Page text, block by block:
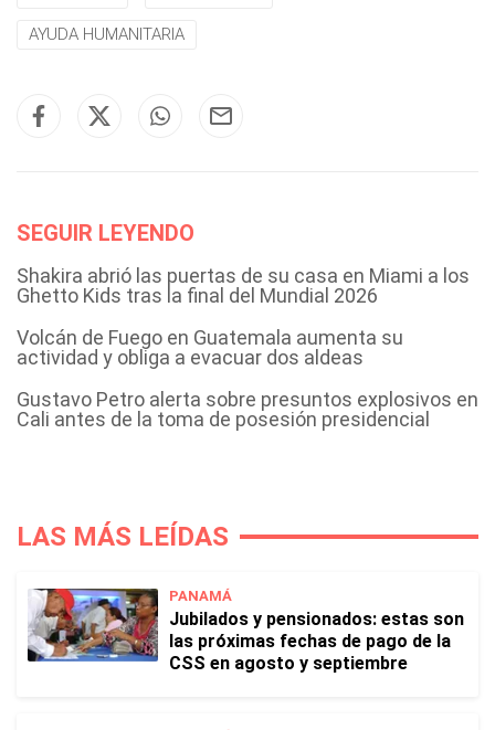
AYUDA HUMANITARIA
SEGUIR LEYENDO
Shakira abrió las puertas de su casa en Miami a los
Ghetto Kids tras la final del Mundial 2026
Volcán de Fuego en Guatemala aumenta su
actividad y obliga a evacuar dos aldeas
Gustavo Petro alerta sobre presuntos explosivos en
Cali antes de la toma de posesión presidencial
LAS MÁS LEÍDAS
PANAMÁ
Jubilados y pensionados: estas son
las próximas fechas de pago de la
CSS en agosto y septiembre